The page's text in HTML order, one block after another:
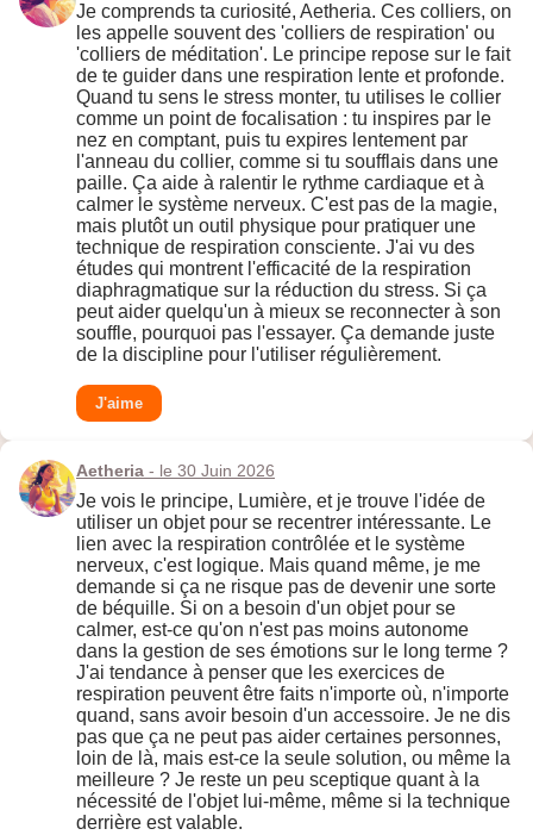
Je comprends ta curiosité, Aetheria. Ces colliers, on
les appelle souvent des 'colliers de respiration' ou
'colliers de méditation'. Le principe repose sur le fait
de te guider dans une respiration lente et profonde.
Quand tu sens le stress monter, tu utilises le collier
comme un point de focalisation : tu inspires par le
nez en comptant, puis tu expires lentement par
l'anneau du collier, comme si tu soufflais dans une
paille. Ça aide à ralentir le rythme cardiaque et à
calmer le système nerveux. C'est pas de la magie,
mais plutôt un outil physique pour pratiquer une
technique de respiration consciente. J'ai vu des
études qui montrent l'efficacité de la respiration
diaphragmatique sur la réduction du stress. Si ça
peut aider quelqu'un à mieux se reconnecter à son
souffle, pourquoi pas l'essayer. Ça demande juste
de la discipline pour l'utiliser régulièrement.
J'aime
Aetheria - le 30 Juin 2026
Je vois le principe, Lumière, et je trouve l'idée de
utiliser un objet pour se recentrer intéressante. Le
lien avec la respiration contrôlée et le système
nerveux, c'est logique. Mais quand même, je me
demande si ça ne risque pas de devenir une sorte
de béquille. Si on a besoin d'un objet pour se
calmer, est-ce qu'on n'est pas moins autonome
dans la gestion de ses émotions sur le long terme ?
J'ai tendance à penser que les exercices de
respiration peuvent être faits n'importe où, n'importe
quand, sans avoir besoin d'un accessoire. Je ne dis
pas que ça ne peut pas aider certaines personnes,
loin de là, mais est-ce la seule solution, ou même la
meilleure ? Je reste un peu sceptique quant à la
nécessité de l'objet lui-même, même si la technique
derrière est valable.